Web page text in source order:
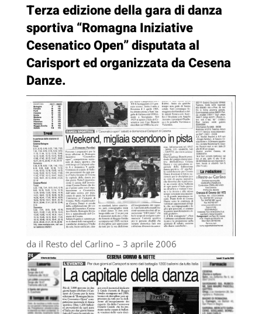
Terza edizione della gara di danza
sportiva “Romagna Iniziative
Cesenatico Open” disputata al
Carisport ed organizzata da Cesena
Danze.
da il Resto del Carlino – 3 aprile 2006